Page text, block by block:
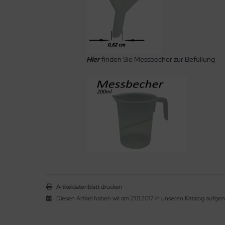
Hierfinden Sie Messbecher zur Befüllung
Artikeldatenblatt drucken
Diesen Artikel haben wir am 21.11.2017 in unseren Katalog